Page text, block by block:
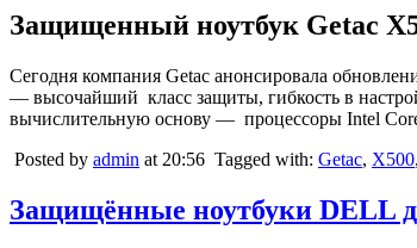
Защищенный ноутбук Getac
Сегодня компания Getac анонсировала
— высочайший класс защиты, гибкость в
вычислительную основу — процессоры Intel
Posted by admin at 20:56 Tagged with: Getac, X500,
Защищённые ноутбуки DELL